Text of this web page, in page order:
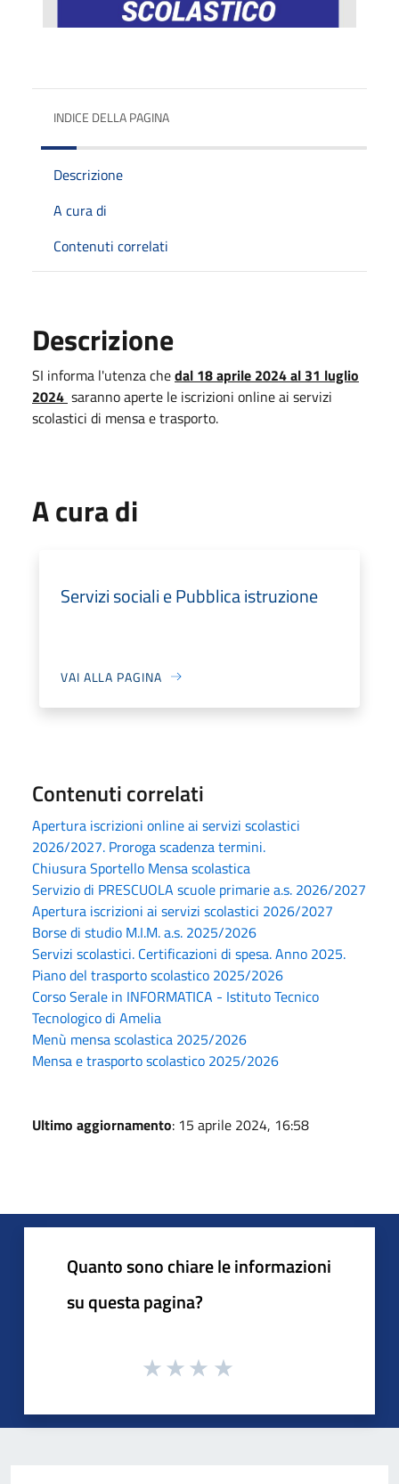
INDICE DELLA PAGINA
Descrizione
A cura di
Contenuti correlati
Descrizione
SI informa l'utenza chedal 18 aprile 2024 al 31 luglio
2024 saranno aperte le iscrizioni online ai servizi
scolastici di mensa e trasporto.
A cura di
Servizi sociali e Pubblica istruzione
VAI ALLA PAGINA
Contenuti correlati
Apertura iscrizioni online ai servizi scolastici
2026/2027. Proroga scadenza termini.
Chiusura Sportello Mensa scolastica
Servizio di PRESCUOLA scuole primarie a.s. 2026/2027
Apertura iscrizioni ai servizi scolastici 2026/2027
Borse di studio M.I.M. a.s. 2025/2026
Servizi scolastici. Certificazioni di spesa. Anno 2025.
Piano del trasporto scolastico 2025/2026
Corso Serale in INFORMATICA - Istituto Tecnico
Tecnologico di Amelia
Menù mensa scolastica 2025/2026
Mensa e trasporto scolastico 2025/2026
Ultimo aggiornamento: 15 aprile 2024, 16:58
Quanto sono chiare le informazioni
su questa pagina?